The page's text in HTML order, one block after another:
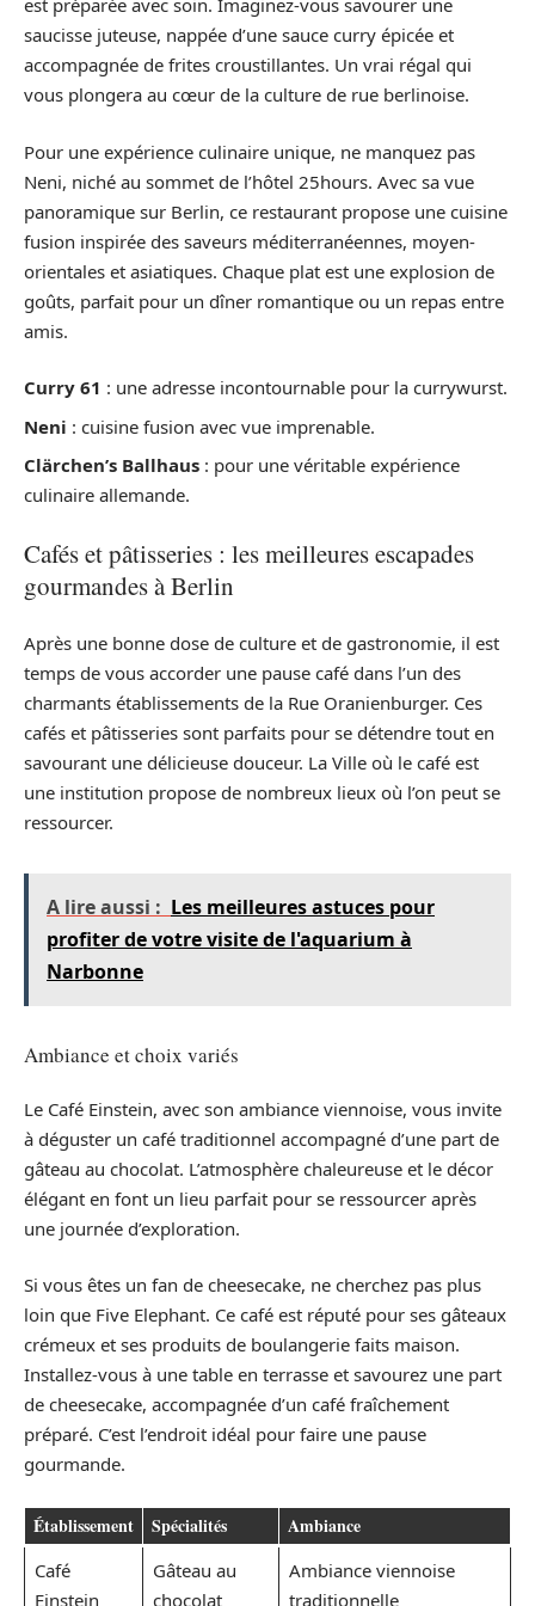
est préparée avec soin. Imaginez-vous savourer une
saucisse juteuse, nappée d’une sauce curry épicée et
accompagnée de frites croustillantes. Un vrai régal qui
vous plongera au cœur de la culture de rue berlinoise.
Pour une expérience culinaire unique, ne manquez pas
Neni, niché au sommet de l’hôtel 25hours. Avec sa vue
panoramique sur Berlin, ce restaurant propose une cuisine
fusion inspirée des saveurs méditerranéennes, moyen-
orientales et asiatiques. Chaque plat est une explosion de
goûts, parfait pour un dîner romantique ou un repas entre
amis.
Curry 61 : une adresse incontournable pour la currywurst.
Neni : cuisine fusion avec vue imprenable.
Clärchen’s Ballhaus : pour une véritable expérience
culinaire allemande.
Cafés et pâtisseries : les meilleures escapades
gourmandes à Berlin
Après une bonne dose de culture et de gastronomie, il est
temps de vous accorder une pause café dans l’un des
charmants établissements de la Rue Oranienburger. Ces
cafés et pâtisseries sont parfaits pour se détendre tout en
savourant une délicieuse douceur. La Ville où le café est
une institution propose de nombreux lieux où l’on peut se
ressourcer.
A lire aussi : Les meilleures astuces pour
profiter de votre visite de l'aquarium à
Narbonne
Ambiance et choix variés
Le Café Einstein, avec son ambiance viennoise, vous invite
à déguster un café traditionnel accompagné d’une part de
gâteau au chocolat. L’atmosphère chaleureuse et le décor
élégant en font un lieu parfait pour se ressourcer après
une journée d’exploration.
Si vous êtes un fan de cheesecake, ne cherchez pas plus
loin que Five Elephant. Ce café est réputé pour ses gâteaux
crémeux et ses produits de boulangerie faits maison.
Installez-vous à une table en terrasse et savourez une part
de cheesecake, accompagnée d’un café fraîchement
préparé. C’est l’endroit idéal pour faire une pause
gourmande.
Établissement Spécialités Ambiance
Café
Einstein
Gâteau au
chocolat
Ambiance viennoise
traditionnelle